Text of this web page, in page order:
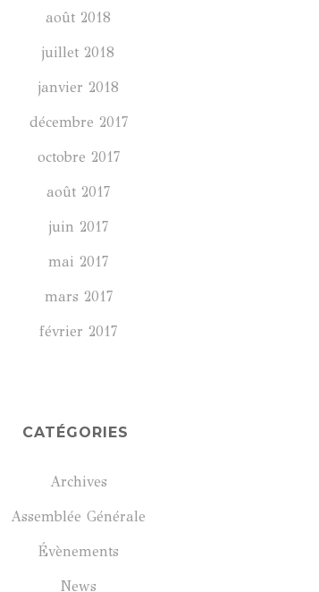
août 2018
juillet 2018
janvier 2018
décembre 2017
octobre 2017
août 2017
juin 2017
mai 2017
mars 2017
février 2017
CATÉGORIES
Archives
Assemblée Générale
Évènements
News